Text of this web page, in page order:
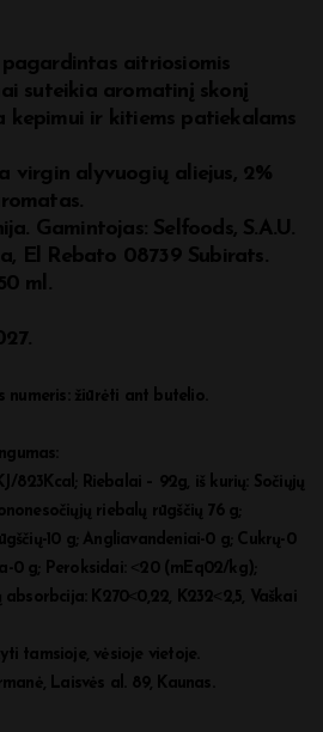
aitriosiomis
suteikia aromatinį skonį
kepimui ir kitiems patiekalams
virgin alyvuogių aliejus, 2%
Gamintojas: Selfoods, S.A.U.
El Rebato 08739 Subirats.
ml.
žiūrėti ant butelio.
823Kcal; Riebalai – 92g, iš kurių: Sočiųjų
riebalų rūgščių 76 g;
10 g; Angliavandeniai-0 g; Cukrų-0
0 g; Peroksidai: ˂ 20 (mEq02/kg);
K270˂ 0,22, K232˂ 2,5, Vaškai
tamsioje, vėsioje vietoje.
Laisvės al. 89, Kaunas.